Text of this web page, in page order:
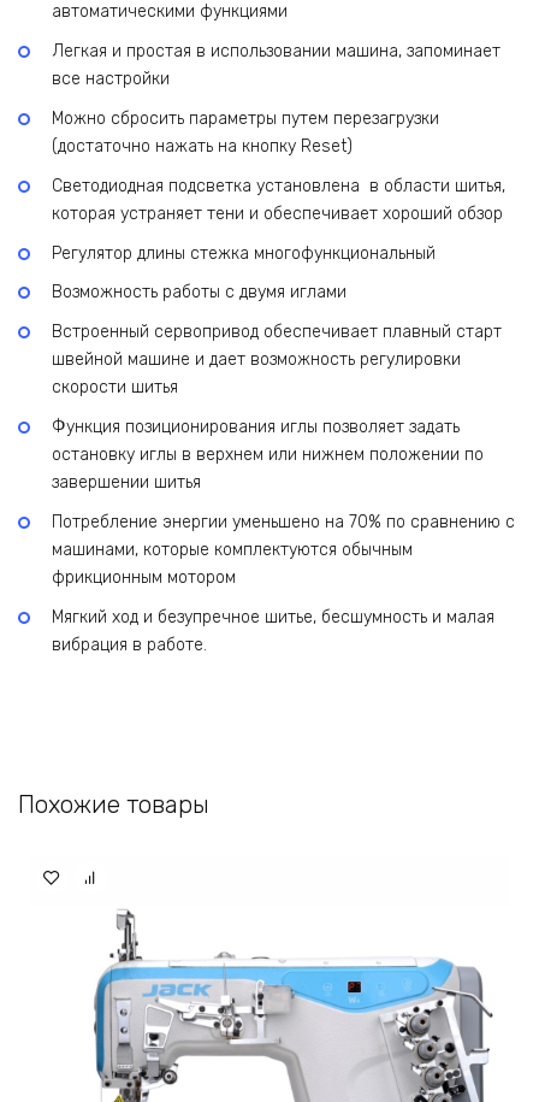
автоматическими функциями
Легкая и простая в использовании машина, запоминает
все настройки
Можно сбросить параметры путем перезагрузки
(достаточно нажать на кнопку Reset)
Светодиодная подсветка установлена в области шитья,
которая устраняет тени и обеспечивает хороший обзор
Регулятор длины стежка многофункциональный
Возможность работы с двумя иглами
Встроенный сервопривод обеспечивает плавный старт
швейной машине и дает возможность регулировки
скорости шитья
Функция позиционирования иглы позволяет задать
остановку иглы в верхнем или нижнем положении по
завершении шитья
Потребление энергии уменьшено на 70% по сравнению с
машинами, которые комплектуются обычным
фрикционным мотором
Мягкий ход и безупречное шитье, бесшумность и малая
вибрация в работе.
Похожие товары